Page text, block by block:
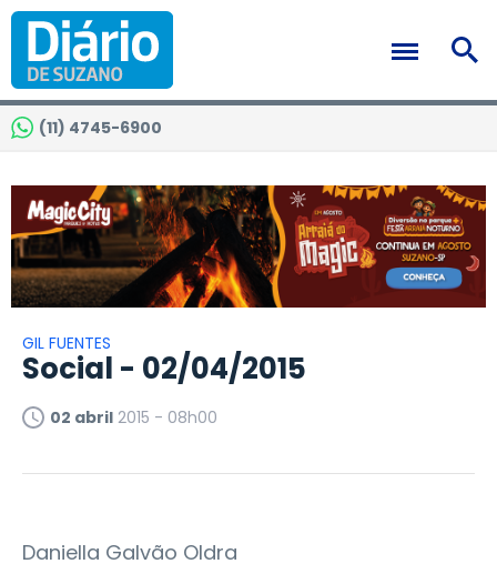
(11) 4745-6900
GIL FUENTES
Social - 02/04/2015
02 abril 2015 - 08h00
Daniella Galvão Oldra